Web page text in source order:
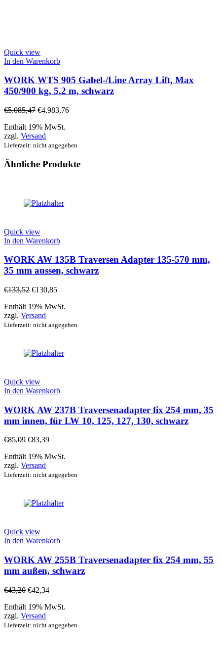
Quick view
In den Warenkorb
WORK WTS 905 Gabel-/Line Array Lift, Max
450/900 kg, 5,2 m, schwarz
€5.085,47 €4.983,76
Enthält 19% MwSt.
zzgl. Versand
Lieferzeit: nicht angegeben
Ähnliche Produkte
Quick view
In den Warenkorb
WORK AW 135B Traversen Adapter 135-570 mm,
35 mm aussen, schwarz
€133,52 €130,85
Enthält 19% MwSt.
zzgl. Versand
Lieferzeit: nicht angegeben
Quick view
In den Warenkorb
WORK AW 237B Traversenadapter fix 254 mm, 35
mm innen, für LW 10, 125, 127, 130, schwarz
€85,09 €83,39
Enthält 19% MwSt.
zzgl. Versand
Lieferzeit: nicht angegeben
Quick view
In den Warenkorb
WORK AW 255B Traversenadapter fix 254 mm, 55
mm außen, schwarz
€43,20 €42,34
Enthält 19% MwSt.
zzgl. Versand
Lieferzeit: nicht angegeben